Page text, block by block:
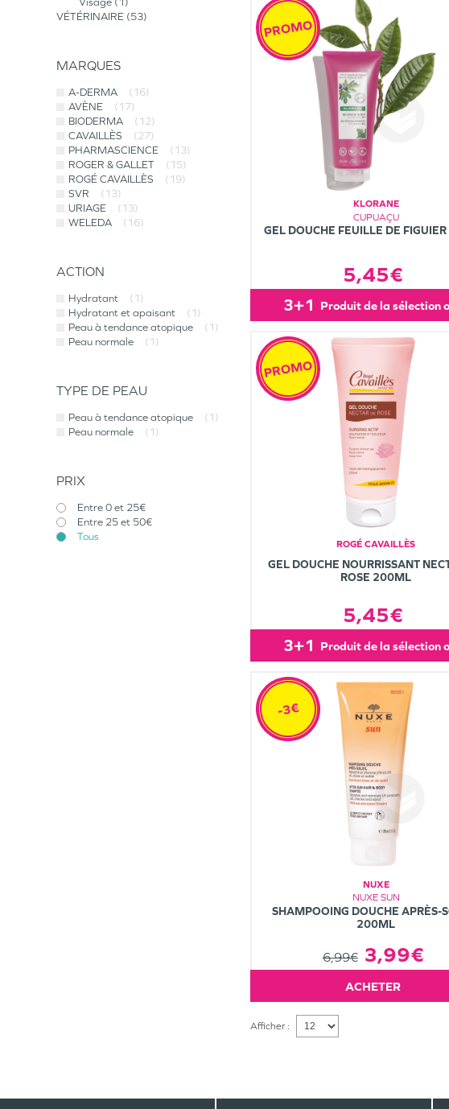
VÉTÉRINAIRE 53
MARQUES
A-DERMA
(16)
AVÈNE
(17)
BIODERMA
(12)
CAVAILLÈS
(27)
PHARMASCIENCE
(13)
ROGER & GALLET
(15)
ROGÉ CAVAILLÈS
(19)
SVR
(13)
URIAGE
(13)
WELEDA
(16)
ACTION
Hydratant
(1)
Hydratant et apaisant
(1)
Peau à tendance atopique
(1)
Peau normale
(1)
TYPE DE PEAU
Peau à tendance atopique
(1)
Peau normale
(1)
PRIX
Entre 0 et 25€
Entre 25 et 50€
Tous
KLORANE
CUPUAÇU
GEL DOUCHE FEUILLE DE
5,45€
PROMO
3+1 produit de la sélection
ROGÉ CAVAILLÈS
GEL DOUCHE NOURRISSANT
ROSE 200ML
5,45€
PROMO
3+1 produit de la sélection
NUXE
NUXE SUN
SHAMPOOING DOUCHE APRÈS-
200ML
6,99€ 3,99€
-3€
ACHETER
Afficher :